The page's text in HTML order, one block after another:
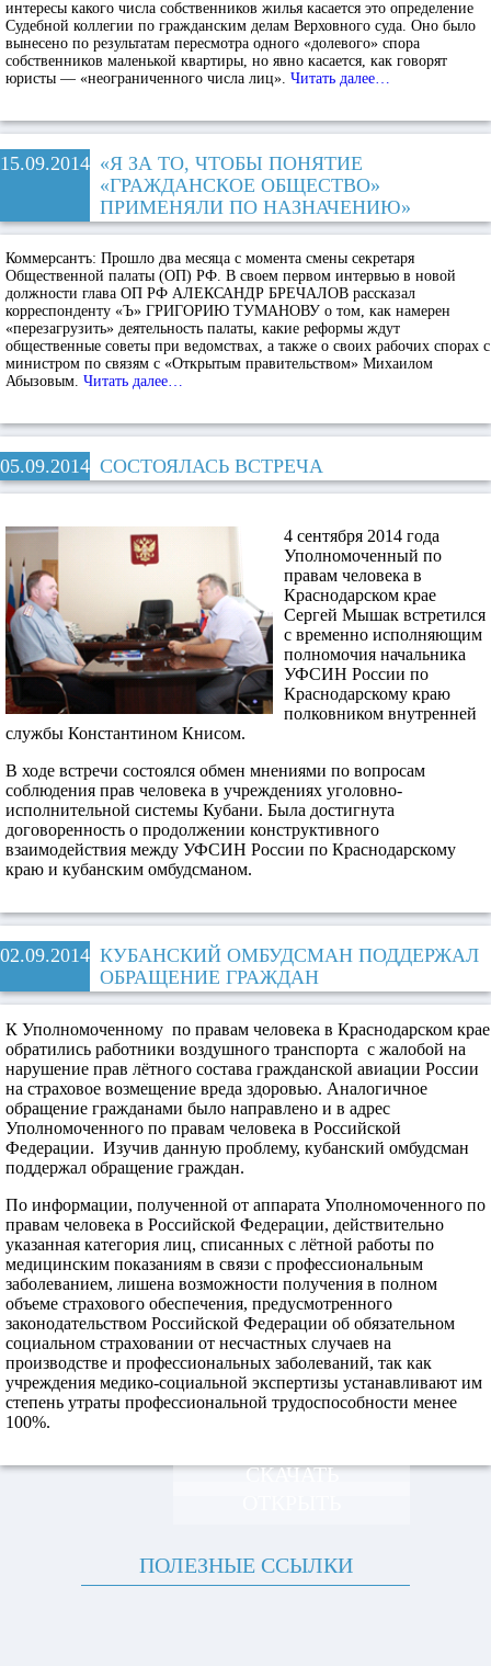
интересы какого числа собственников жилья касается это определение
Судебной коллегии по гражданским делам Верховного суда. Оно было
вынесено по результатам пересмотра одного «долевого» спора
собственников маленькой квартиры, но явно касается, как говорят
юристы — «неограниченного числа лиц». Читать далее…
15.09.2014 «Я ЗА ТО, ЧТОБЫ ПОНЯТИЕ
«ГРАЖДАНСКОЕ ОБЩЕСТВО»
ПРИМЕНЯЛИ ПО НАЗНАЧЕНИЮ»
Коммерсантъ: Прошло два месяца с момента смены секретаря
Общественной палаты (ОП) РФ. В своем первом интервью в новой
должности глава ОП РФ АЛЕКСАНДР БРЕЧАЛОВ рассказал
корреспонденту «Ъ» ГРИГОРИЮ ТУМАНОВУ о том, как намерен
«перезагрузить» деятельность палаты, какие реформы ждут
общественные советы при ведомствах, а также о своих рабочих спорах с
министром по связям с «Открытым правительством» Михаилом
Абызовым. Читать далее…
05.09.2014 СОСТОЯЛАСЬ ВСТРЕЧА
4 сентября 2014 года
Уполномоченный по
правам человека в
Краснодарском крае
Сергей Мышак встретился
с временно исполняющим
полномочия начальника
УФСИН России по
Краснодарскому краю
полковником внутренней
службы Константином Книсом.
В ходе встречи состоялся обмен мнениями по вопросам
соблюдения прав человека в учреждениях уголовно-
исполнительной системы Кубани. Была достигнута
договоренность о продолжении конструктивного
взаимодействия между УФСИН России по Краснодарскому
краю и кубанским омбудсманом.
02.09.2014 КУБАНСКИЙ ОМБУДСМАН ПОДДЕРЖАЛ
ОБРАЩЕНИЕ ГРАЖДАН
К Уполномоченному по правам человека в Краснодарском крае
обратились работники воздушного транспорта с жалобой на
нарушение прав лётного состава гражданской авиации России
на страховое возмещение вреда здоровью. Аналогичное
обращение гражданами было направлено и в адрес
Уполномоченного по правам человека в Российской
Федерации. Изучив данную проблему, кубанский омбудсман
поддержал обращение граждан.
По информации, полученной от аппарата Уполномоченного по
правам человека в Российской Федерации, действительно
указанная категория лиц, списанных с лётной работы по
медицинским показаниям в связи с профессиональным
заболеванием, лишена возможности получения в полном
объеме страхового обеспечения, предусмот­ренного
законодательством Российской Федерации об обязательном
социаль­ном страховании от несчастных случаев на
производстве и профессиональных заболеваний, так как
учреждения медико-социальной экспертизы устанавлива­ют им
степень утраты профессиональной трудоспособности менее
100%.
СКАЧАТЬ
ПОЛЕЗНЫЕ ССЫЛКИ